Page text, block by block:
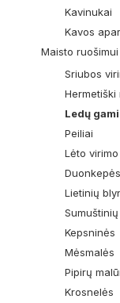
Kavinukai
Kavos
Maisto ruošimui
Sriubos
Hermetiški
Ledų
Peiliai
Lėto
Duonkepės
Lietinių
Kepsninės
Mėsmalės
Pipirų
Krosnelės